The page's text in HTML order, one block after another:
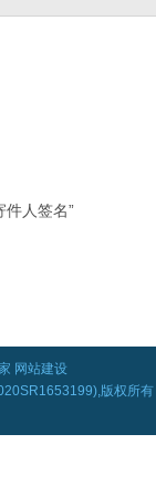
件人签名”
网站建设
版权所有